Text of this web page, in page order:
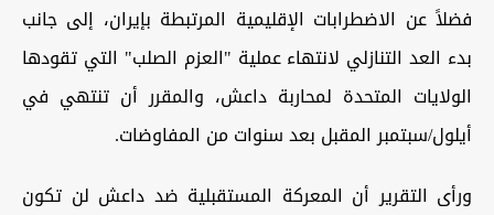
فضلاً عن الاضطرابات الإقليمية المرتبطة بإيران، إلى جانب
بدء العد التنازلي لانتهاء عملية "العزم الصلب" التي تقودها
الولايات المتحدة لمحاربة داعش، والمقرر أن تنتهي في
أيلول/سبتمبر المقبل بعد سنوات من المفاوضات.
ورأى التقرير أن المعركة المستقبلية ضد داعش لن تكون